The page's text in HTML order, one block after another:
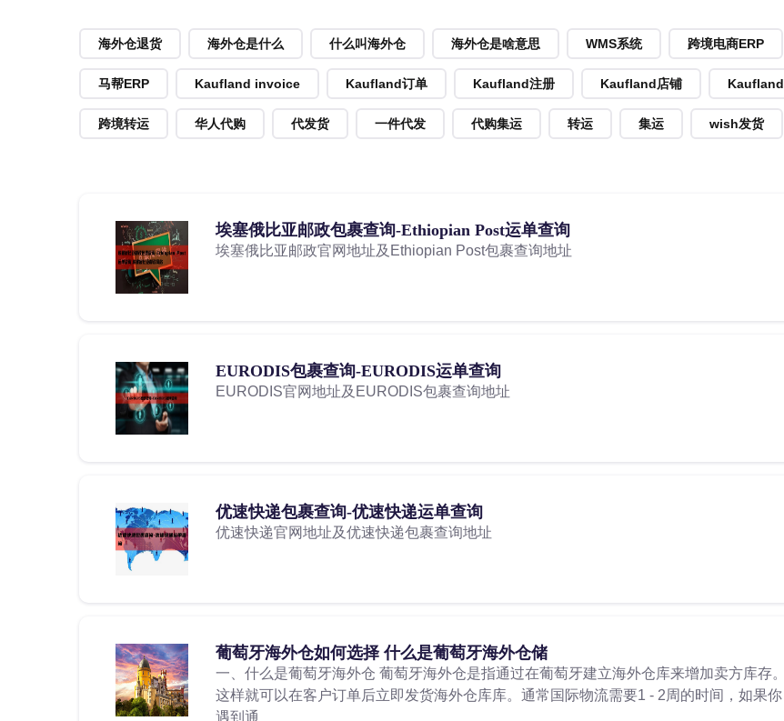
海外仓退货 海外仓是什么 什么叫海外仓 海外仓是啥意思 WMS系统 跨境电商ERP
马帮ERP Kaufland invoice Kaufland订单 Kaufland注册 Kaufland店铺 Kaufland
跨境转运 华人代购 代发货 一件代发 代购集运 转运 集运 wish发货
埃塞俄比亚邮政包裹查询-Ethiopian Post运单查询
埃塞俄比亚邮政官网地址及Ethiopian Post包裹查询地址
EURODIS包裹查询-EURODIS运单查询
EURODIS官网地址及EURODIS包裹查询地址
优速快递包裹查询-优速快递运单查询
优速快递官网地址及优速快递包裹查询地址
葡萄牙海外仓如何选择 什么是葡萄牙海外仓储
一、什么是葡萄牙海外仓 葡萄牙海外仓是指通过在葡萄牙建立海外仓库来增加卖方库存。
这样就可以在客户订单后立即发货海外仓库库。通常国际物流需要1 - 2周的时间，如果你
遇到通